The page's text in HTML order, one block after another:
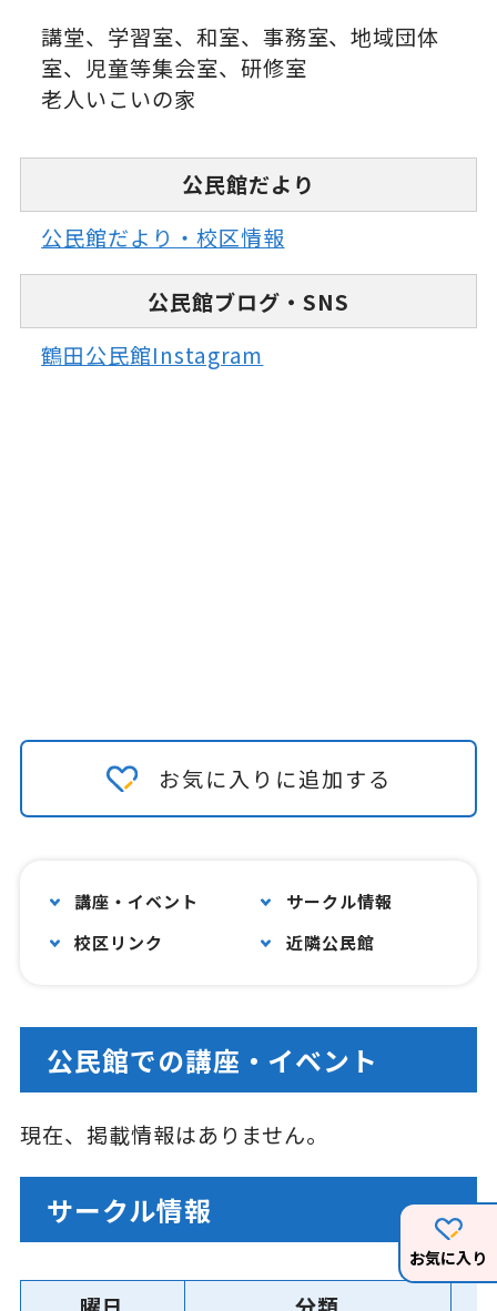
お気に入り
講堂、学習室、和室、事務室、地域団体
室、児童等集会室、研修室
老人いこいの家
公民館だより
公民館だより・校区情報
公民館ブログ・SNS
鶴田公民館Instagram
お気に入りに追加する
講座・イベント
サークル情報
校区リンク
近隣公民館
公民館での講座・イベント
現在、掲載情報はありません。
サークル情報